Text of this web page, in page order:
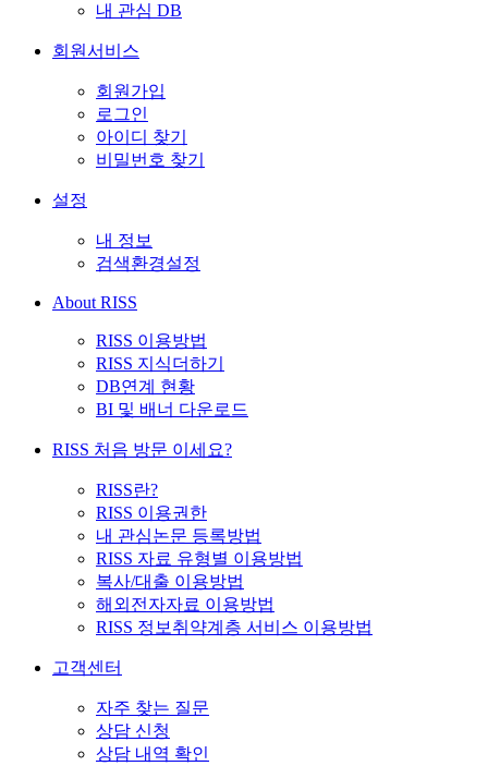
내 관심 DB
회원서비스
회원가입
로그인
아이디 찾기
비밀번호 찾기
설정
내 정보
검색환경설정
About RISS
RISS 이용방법
RISS 지식더하기
DB연계 현황
BI 및 배너 다운로드
RISS 처음 방문 이세요?
RISS란?
RISS 이용권한
내 관심논문 등록방법
RISS 자료 유형별 이용방법
복사/대출 이용방법
해외전자자료 이용방법
RISS 정보취약계층 서비스 이용방법
고객센터
자주 찾는 질문
상담 신청
상담 내역 확인